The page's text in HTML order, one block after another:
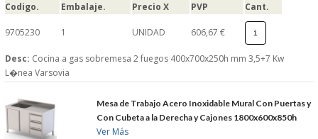
Codigo. Embalaje. Precio X PVP Cant.
9705230 1 UNIDAD 606,67 €
Desc: Cocina a gas sobremesa 2 fuegos 400x700x250h mm 3,5+7 Kw
L�nea Varsovia
Mesa de Trabajo Acero Inoxidable Mural Con Puertas y
Con Cubeta a la Derecha y Cajones 1800x600x850h
Ver Más